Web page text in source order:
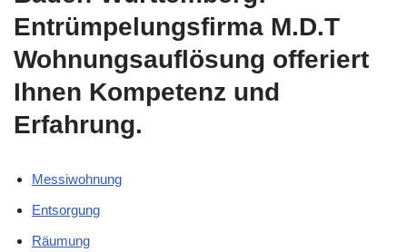
Entrümpelungsfirma M.D.T
Wohnungsauflösung offeriert
Ihnen Kompetenz und
Erfahrung.
Messiwohnung
Entsorgung
Räumung